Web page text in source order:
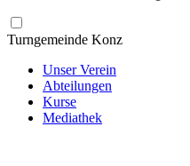
Turngemeinde Konz
Unser Verein
Abteilungen
Kurse
Mediathek